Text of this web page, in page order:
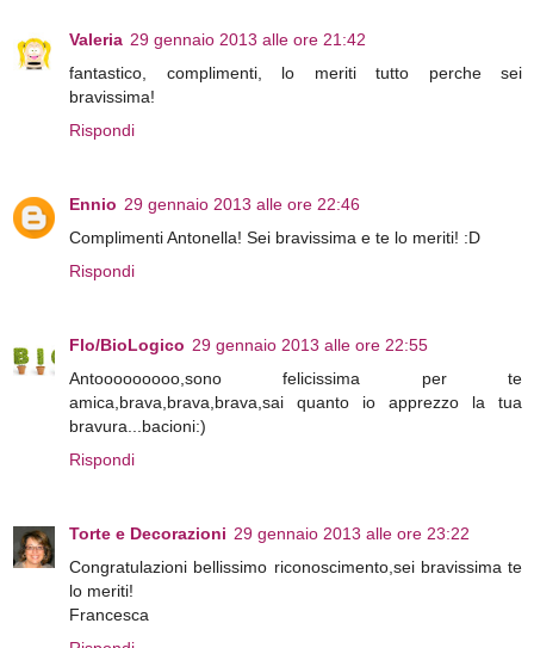
Valeria 29 gennaio 2013 alle ore 21:42
fantastico, complimenti, lo meriti tutto perche sei
bravissima!
Rispondi
Ennio 29 gennaio 2013 alle ore 22:46
Complimenti Antonella! Sei bravissima e te lo meriti! :D
Rispondi
Flo/BioLogico 29 gennaio 2013 alle ore 22:55
Antooooooooo,sono felicissima per te
amica,brava,brava,brava,sai quanto io apprezzo la tua
bravura...bacioni:)
Rispondi
Torte e Decorazioni 29 gennaio 2013 alle ore 23:22
Congratulazioni bellissimo riconoscimento,sei bravissima te
lo meriti!
Francesca